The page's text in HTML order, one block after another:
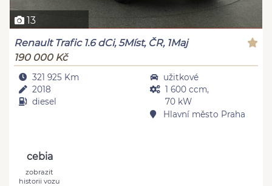
13
Renault Trafic 1.6 dCi, 5Míst, ČR, 1Maj
190 000 Kč
321 925 Km
2018
diesel
užitkové
1 600 ccm,
70 kW
Hlavní město Praha
cebia
zobrazit
historii vozu